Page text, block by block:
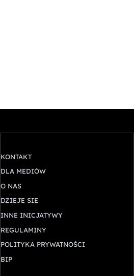
KONTAKT
DLA MEDIÓW
O NAS
DZIEJE SIĘ
INNE INICJATYWY
REGULAMINY
POLITYKA PRYWATNOŚCI
BIP